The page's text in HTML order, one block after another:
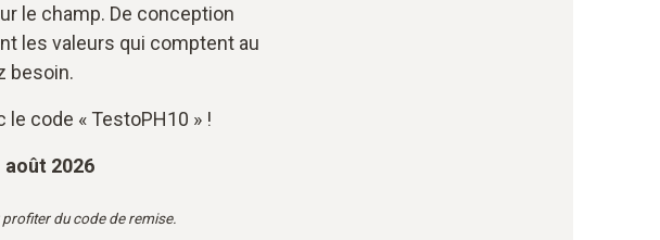
le champ. De conception
les valeurs qui comptent au
besoin.
code « TestoPH10 » !
août 2026
du code de remise.